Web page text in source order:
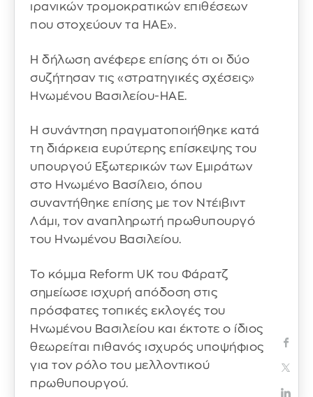
ιρανικών τρομοκρατικών επιθέσεων
που στοχεύουν τα ΗΑΕ».
Η δήλωση ανέφερε επίσης ότι οι δύο
συζήτησαν τις «στρατηγικές σχέσεις»
Ηνωμένου Βασιλείου-ΗΑΕ.
Η συνάντηση πραγματοποιήθηκε κατά
τη διάρκεια ευρύτερης επίσκεψης του
υπουργού Εξωτερικών των Εμιράτων
στο Ηνωμένο Βασίλειο, όπου
συναντήθηκε επίσης με τον Ντέιβιντ
Λάμι, τον αναπληρωτή πρωθυπουργό
του Ηνωμένου Βασιλείου.
Το κόμμα Reform UK του Φάρατζ
σημείωσε ισχυρή απόδοση στις
πρόσφατες τοπικές εκλογές του
Ηνωμένου Βασιλείου και έκτοτε ο ίδιος
θεωρείται πιθανός ισχυρός υποψήφιος
για τον ρόλο του μελλοντικού
πρωθυπουργού.